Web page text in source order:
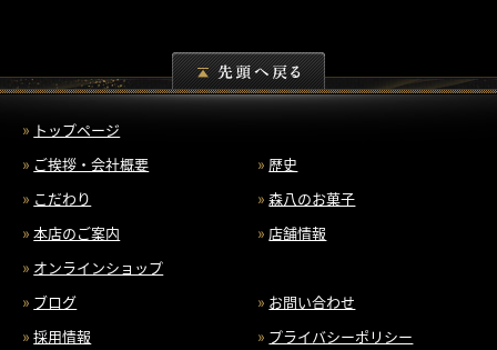
トップページ
ご挨拶・会社概要
歴史
こだわり
森八のお菓子
本店のご案内
店舗情報
オンラインショップ
ブログ
お問い合わせ
採用情報
プライバシーポリシー